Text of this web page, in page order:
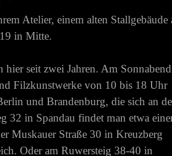
Atelier, einem alten Stallgebäude
in Mitte.
seit zwei Jahren. Am Sonnabend
Filzkunstwerke von 10 bis 18 Uhr
und Brandenburg, die sich an
32 in Spandau findet man etwa
Muskauer Straße 30 in Kreuzberg
Oder am Ruwersteig 38-40 in